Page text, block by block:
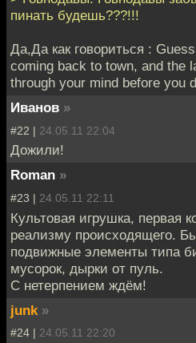
пинать будешь???!!!
Да,Да как говориться :
coming back to town, and the
through your mind before you
Иванов »
#22 | 24.05.11 22:04
Дожили!
Roman »
#23 | 24.05.11 22:11
Культовая игрушка, первая
реализму происходящего.
подвижные элементы типа
мусорок, дырки от пуль.
С нетерпением ждём!
junk »
#24 | 24.05.11 22:20